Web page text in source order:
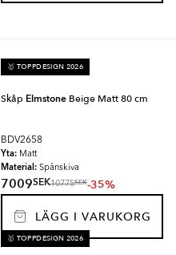
🥇 TOPPDESIGN 2026
Skåp Elmstone Beige Matt 80 cm
BDV2658
Yta: Matt
Material: Spånskiva
7009SEK10775SEK-35%
LÄGG I VARUKORG
🥇 TOPPDESIGN 2026